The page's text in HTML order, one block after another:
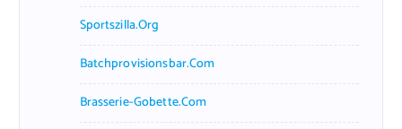
Sportszilla.org
Batchprovisionsbar.com
Brasserie-Gobette.com